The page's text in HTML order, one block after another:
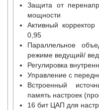
Защита от
мощности
Активный
0,95
Параллельное
режиме ведущий/
Регулировка
Управление с
Встроенный
память настроек
16 бит ЦАП для